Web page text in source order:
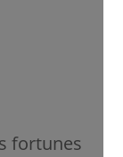
fortunes